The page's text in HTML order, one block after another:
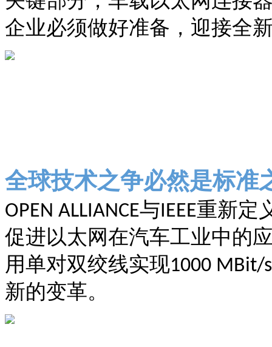
企业必须做好准备，迎接全
全球技术之争必然是标准
OPEN ALLIANCE与 IEEE重新定
促进以太网在汽车工业中的
用单对双绞线实现1000 MBit/s
新的变革。